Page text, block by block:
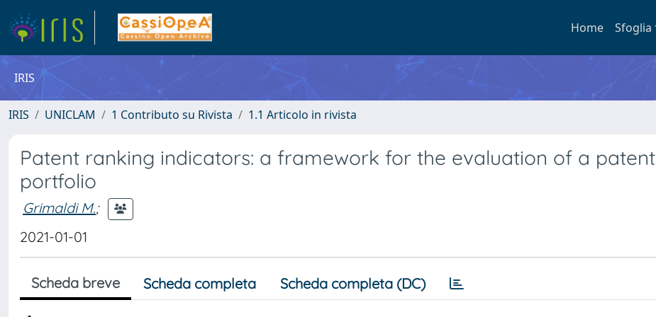
Home Sfoglia
IRIS
IRIS UNICLAM 1 Contributo su Rivista 1.1 Articolo in rivista
Patent ranking indicators: a framework for the evaluation of a patent
portfolio
Grimaldi M.;
2021-01-01
Scheda breve Scheda completa Scheda completa (DC)